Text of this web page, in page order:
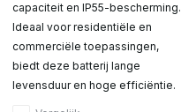
capaciteit en IP55-bescherming.
Ideaal voor residentiële en
commerciële toepassingen,
biedt deze batterij lange
levensduur en hoge efficiëntie.